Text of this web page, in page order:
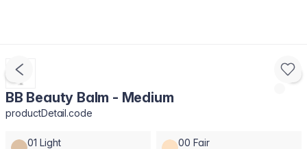
BB Beauty Balm - Medium
productDetail.code
01 Light 00 Fair